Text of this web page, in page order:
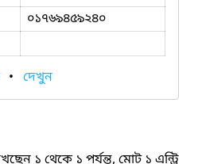
০১৭৬৯৪৫৯২৪০
• দেখুন
১ থেকে ১ পর্যন্ত, মোট ১ এন্ট্রি